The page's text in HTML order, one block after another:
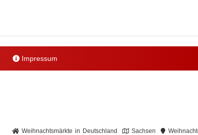
Impressum
Weihnachtsmärkte in Deutschland Sachsen